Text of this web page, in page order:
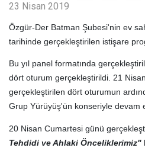
23 Nisan 2019
Özgür-Der Batman Şubesi'nin ev
tarihinde gerçekleştirilen istişare
Bu yıl panel formatında
dört oturum gerçekleştirildi. 21
gerçekleştirilen dört oturumun
Grup Yürüyüş'ün konseriyle devam
20 Nisan Cumartesi günü
Tehdidi ve Ahlaki Önceliklerimiz"